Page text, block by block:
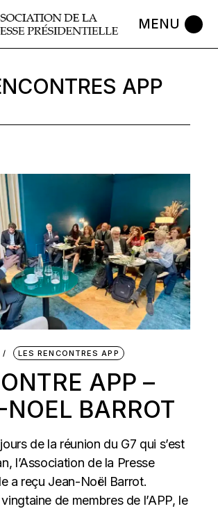
APP
LES RENCONTRES APP
APP –
BARROT
de la réunion du G7 qui s’est
l’Association de la Presse
a reçu Jean-Noël Barrot.
de membres de l’APP, le